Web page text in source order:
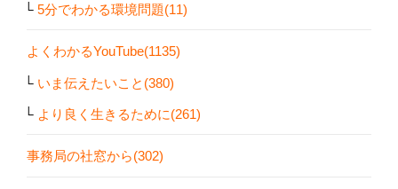
5分でわかる環境問題(11)
よくわかるYouTube(1135)
いま伝えたいこと(380)
より良く生きるために(261)
事務局の社窓から(302)